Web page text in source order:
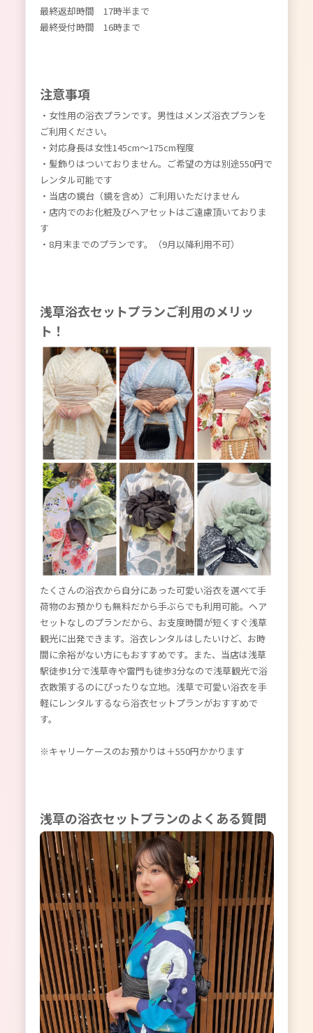
最終返却時間 17時半まで
最終受付時間 16時まで
注意事項
・女性用の浴衣プランです。男性はメンズ浴衣プランを
ご利用ください。
・対応身長は女性145cm〜175cm程度
・髪飾りはついておりません。ご希望の方は別途550円で
レンタル可能です
・当店の鏡台（鏡を含め）ご利用いただけません
・店内でのお化粧及びヘアセットはご遠慮頂いておりま
す
・8月末までのプランです。（9月以降利用不可）
浅草浴衣セットプランご利用のメリッ
ト！
たくさんの浴衣から自分にあった可愛い浴衣を選べて手
荷物のお預かりも無料だから手ぶらでも利用可能。ヘア
セットなしのプランだから、お支度時間が短くすぐ浅草
観光に出発できます。浴衣レンタルはしたいけど、お時
間に余裕がない方にもおすすめです。また、当店は浅草
駅徒歩1分で浅草寺や雷門も徒歩3分なので浅草観光で浴
衣散策するのにぴったりな立地。浅草で可愛い浴衣を手
軽にレンタルするなら浴衣セットプランがおすすめで
す。
※キャリーケースのお預かりは＋550円かかります
浅草の浴衣セットプランのよくある質問